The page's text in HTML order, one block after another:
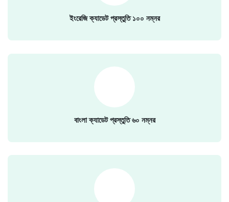
ইংরেজি ক্যাডেট প্রস্তুতি ১০০ নম্নর
বাংলা ক্যাডেট প্রস্তুতি ৬০ নম্নর